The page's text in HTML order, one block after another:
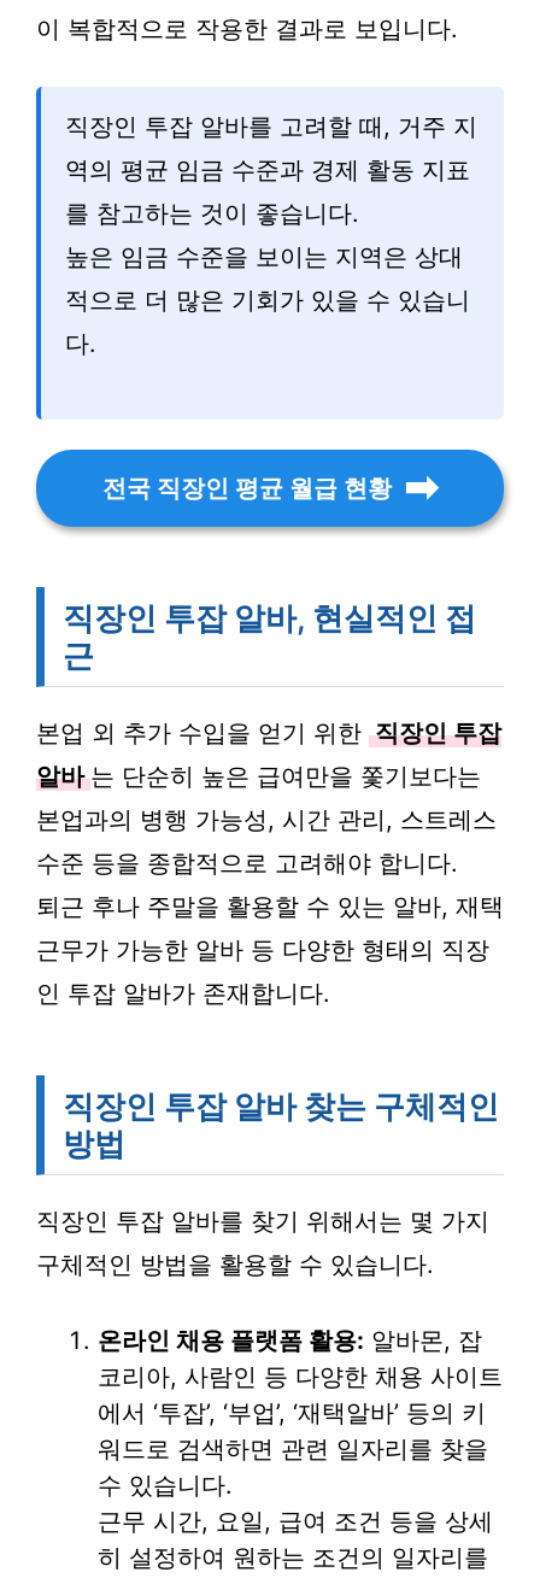
이 복합적으로 작용한 결과로 보입니다.
직장인 투잡 알바를 고려할 때, 거주 지
역의 평균 임금 수준과 경제 활동 지표
를 참고하는 것이 좋습니다.
높은 임금 수준을 보이는 지역은 상대
적으로 더 많은 기회가 있을 수 있습니
다.
전국 직장인 평균 월급 현황
직장인 투잡 알바, 현실적인 접
근
본업 외 추가 수입을 얻기 위한 직장인 투잡
알바 는 단순히 높은 급여만을 쫓기보다는
본업과의 병행 가능성, 시간 관리, 스트레스
수준 등을 종합적으로 고려해야 합니다.
퇴근 후나 주말을 활용할 수 있는 알바, 재택
근무가 가능한 알바 등 다양한 형태의 직장
인 투잡 알바가 존재합니다.
직장인 투잡 알바 찾는 구체적인
방법
직장인 투잡 알바를 찾기 위해서는 몇 가지
구체적인 방법을 활용할 수 있습니다.
온라인 채용 플랫폼 활용: 알바몬, 잡
코리아, 사람인 등 다양한 채용 사이트
에서 ‘투잡’, ‘부업’, ‘재택알바’ 등의 키
워드로 검색하면 관련 일자리를 찾을
수 있습니다.
근무 시간, 요일, 급여 조건 등을 상세
히 설정하여 원하는 조건의 일자리를